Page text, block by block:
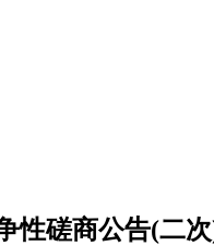
性磋商公告(二